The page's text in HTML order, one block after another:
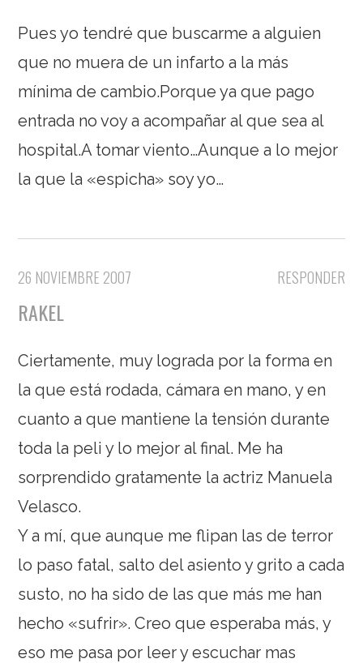
Pues yo tendré que buscarme a alguien
que no muera de un infarto a la más
mínima de cambio.Porque ya que pago
entrada no voy a acompañar al que sea al
hospital.A tomar viento…Aunque a lo mejor
la que la «espicha» soy yo…
RESPONDER
26 NOVIEMBRE 2007
RAKEL
Ciertamente, muy lograda por la forma en
la que está rodada, cámara en mano, y en
cuanto a que mantiene la tensión durante
toda la peli y lo mejor al final. Me ha
sorprendido gratamente la actriz Manuela
Velasco.
Y a mí, que aunque me flipan las de terror
lo paso fatal, salto del asiento y grito a cada
susto, no ha sido de las que más me han
hecho «sufrir». Creo que esperaba más, y
eso me pasa por leer y escuchar mas